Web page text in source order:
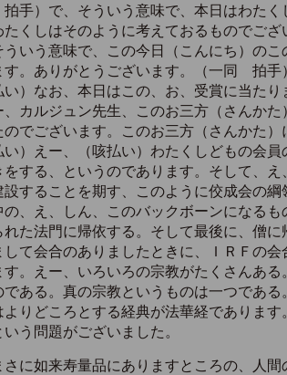
手）で、そういう意味で、本日はわた
たくしはそのように考えておるものでご
いう意味で、この今日（こんにち）の
す。ありがとうございます。（一同 拍手）
）なお、本日はこの、お、受賞に当た
、カルジュン先生、このお三方（さんか
のでございます。このお三方（さんかた
）えー、（咳払い）わたくしどもの会
をする、というのであります。そして、
設することを期す、このように佼成会の
の、え、しん、このバックボーンになる
れた法門に帰依する。そして最後に、僧
して会合のありましたときに、ＩＲＦの
す。えー、いろいろの宗教がたくさんあ
である。真の宗教というものは一つであ
よりどころとする経典が法華経でありま
う問題がございました。
さに如来寿量品にありますところの、人